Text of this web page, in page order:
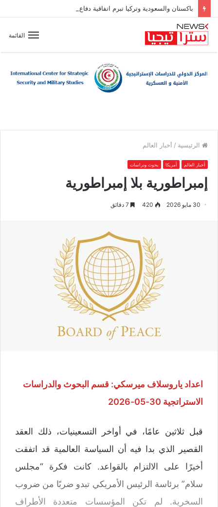
باكستان والسعودية وتركيا تبرم اتفاقية دفاع مشترك
القائمة
الرئيسية / أخبار العالم
أخبار العالم أمريكا بحوث ودراسات
إمبراطورية بلا إمبراطورية
30 مايو 2026 420
اعداد ياروسلاف ميرسكي: قسم البحوث والدراسات
الاستراتجية 30-05-2026
قبل ثلاثين عامًا، في أواخر التسعينيات، ذلك العقد
القصير الذي بدا فيه أن السياسة العالمية قد اتفقت
أخيرًا على الالتزام بالقواعد. كانت فكرة “مجلس
سلام” برئاسة الرئيس الأمريكي تبدو ضربًا من ضروب
السخرية. لم تكن المؤسسات متعددة الأطراف